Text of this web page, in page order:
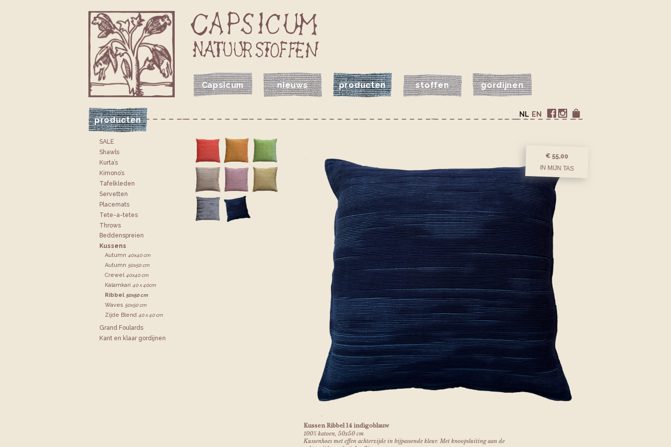
Capsicum nieuws producten stoffen gordijnen
producten
JE CAPSICUM WINKELTAS
VOLG CAPSICUM OP INSTAGRAM
VOLG CAPSICUM OP FACEBOOK EN
NL
SALE
Shawls
Kurta’s
Kimono’s
Tafelkleden
Servetten
Placemats
Tete-a-tetes
Throws
Bedden­spreien
Kussens
Autumn 40x40 cm
Autumn 50x50 cm
Crewel40x40 cm
Kalamkari 40 x 40cm
Ribbel 50x50 cm
Waves 50x50 cm
Zijde Blend 40 x 40 cm
Grand Foulards
Kant en klaar gordijnen
Kussen Ribbel 14 indigoblauw
100% katoen, 50x50 cm
Kussenhoes met effen achterzijde in bijpassende kleur. Met knoopsluiting aan de
€ 55,00
IN MIJN TAS